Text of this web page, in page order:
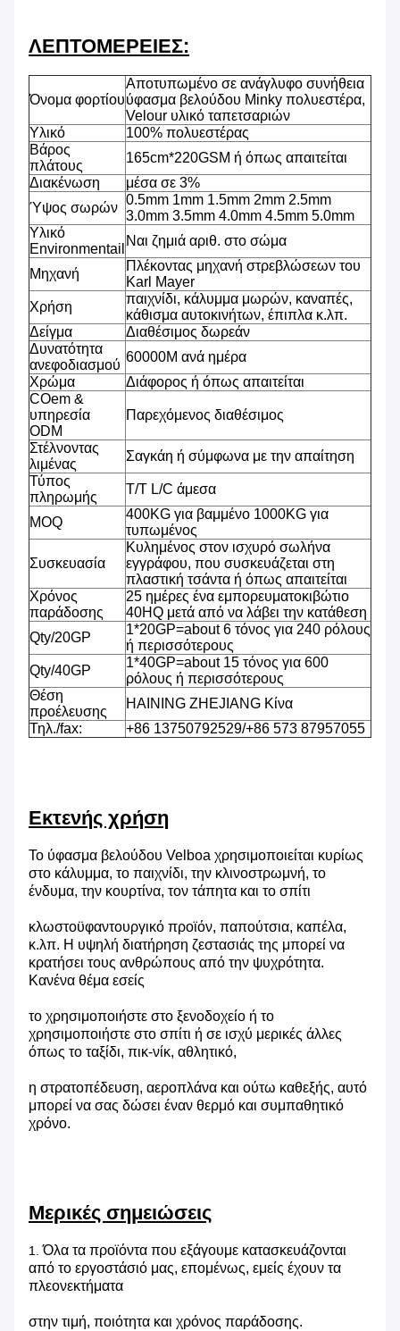
ΛΕΠΤΟΜΕΡΕΙΕΣ:
Όνομα φορτίου
Αποτυπωμένο σε ανάγλυφο συνήθεια
ύφασμα βελούδου Minky πολυεστέρα,
Velour υλικό ταπετσαριών
Υλικό
100% πολυεστέρας
Βάρος
πλάτους
165cm*220GSM ή όπως απαιτείται
Διακένωση
μέσα σε 3%
Ύψος σωρών
0.5mm 1mm 1.5mm 2mm 2.5mm
3.0mm 3.5mm 4.0mm 4.5mm 5.0mm
Υλικό
Environmentail
Ναι ζημιά αριθ. στο σώμα
Μηχανή
Πλέκοντας μηχανή στρεβλώσεων του
Karl Mayer
Χρήση
παιχνίδι, κάλυμμα μωρών, καναπές,
κάθισμα αυτοκινήτων, έπιπλα κ.λπ.
Δείγμα
Διαθέσιμος δωρεάν
Δυνατότητα
ανεφοδιασμού
60000M ανά ημέρα
Χρώμα
Διάφορος ή όπως απαιτείται
COem &
υπηρεσία
ODM
Παρεχόμενος διαθέσιμος
Στέλνοντας
λιμένας
Σαγκάη ή σύμφωνα με την απαίτηση
Τύπος
πληρωμής
T/T L/C άμεσα
MOQ
400KG για βαμμένο 1000KG για
τυπωμένος
Συσκευασία
Κυλημένος στον ισχυρό σωλήνα
εγγράφου, που συσκευάζεται στη
πλαστική τσάντα ή όπως απαιτείται
Χρόνος
παράδοσης
25 ημέρες ένα εμπορευματοκιβώτιο
40HQ μετά από να λάβει την κατάθεση
Qty/20GP
1*20GP=about 6 τόνος για 240 ρόλους
ή περισσότερους
Qty/40GP
1*40GP=about 15 τόνος για 600
ρόλους ή περισσότερους
Θέση
προέλευσης
HAINING ZHEJIANG Κίνα
Τηλ./fax:
+86 13750792529/+86 573 87957055
Εκτενής χρήση
Το ύφασμα βελούδου Velboa χρησιμοποιείται κυρίως
στο κάλυμμα, το παιχνίδι, την κλινοστρωμνή, το
ένδυμα, την κουρτίνα, τον τάπητα και το σπίτι
κλωστοϋφαντουργικό προϊόν, παπούτσια, καπέλα,
κ.λπ. Η υψηλή διατήρηση ζεστασιάς της μπορεί να
κρατήσει τους ανθρώπους από την ψυχρότητα.
Κανένα θέμα εσείς
το χρησιμοποιήστε στο ξενοδοχείο ή το
χρησιμοποιήστε στο σπίτι ή σε ισχύ μερικές άλλες
όπως το ταξίδι, πικ-νίκ, αθλητικό,
η στρατοπέδευση, αεροπλάνα και ούτω καθεξής, αυτό
μπορεί να σας δώσει έναν θερμό και συμπαθητικό
χρόνο.
Μερικές σημειώσεις
1.Όλα τα προϊόντα που εξάγουμε κατασκευάζονται
από το εργοστάσιό μας, επομένως, εμείς έχουν τα
πλεονεκτήματα
στην τιμή, ποιότητα και χρόνος παράδοσης.